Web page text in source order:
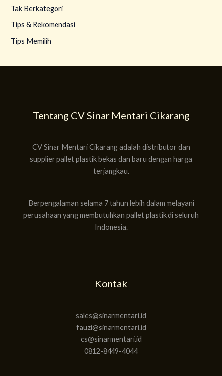
Tak Berkategori
Tips & Rekomendasi
Tips Memilih
Tentang CV Sinar Mentari Cikarang
CV Sinar Mentari Cikarang adalah distributor dan
supplier pallet plastik bekas dan baru dengan harga
terjangkau.
Berpengalaman selama 7 tahun lebih dalam melayani
perusahaan yang membutuhkan pallet plastik di seluruh
Indonesia.
Kontak
sales@sinarmentari.id
fauzi@sinarmentari.id
cs@sinarmentari.id
0812-8449-4044